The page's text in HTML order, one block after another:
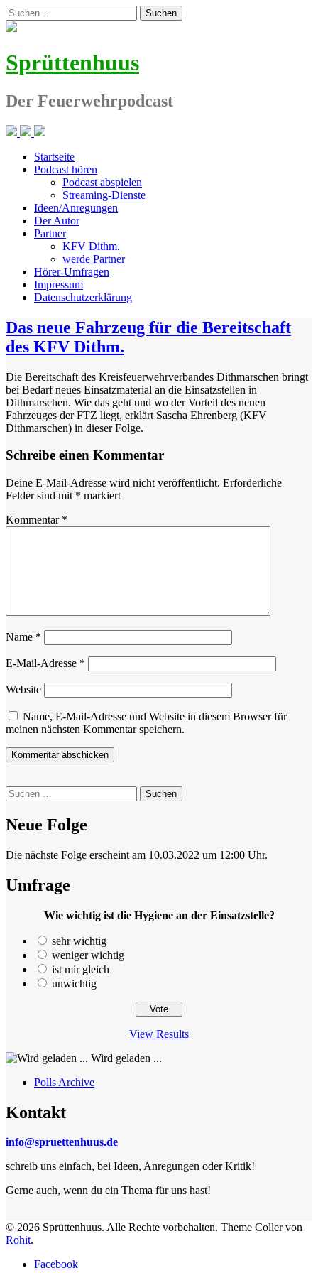
Zum
Inhalt
Suchen
nach:
Sprüttenhuus
Der Feuerwehrpodcast
Startseite
Podcast hören
Podcast abspielen
Streaming-Dienste
Ideen/Anregungen
Der Autor
Partner
KFV Dithm.
werde Partner
Hörer-Umfragen
Impressum
Datenschutzerklärung
Das neue Fahrzeug für die Bereitschaft
des KFV Dithm.
Die Bereitschaft des Kreisfeuerwehrverbandes Dithmarschen bringt
bei Bedarf neues Einsatzmaterial an die Einsatzstellen in
Dithmarschen. Wie das geht und wo der Vorteil des neuen
Fahrzeuges der FTZ liegt, erklärt Sascha Ehrenberg (KFV
Dithmarschen) in dieser Folge.
Schreibe einen Kommentar
Deine E-Mail-Adresse wird nicht veröffentlicht. Erforderliche
Felder sind mit * markiert
Kommentar *
Name *
E-Mail-Adresse *
Website
Name, E-Mail-Adresse und Website in diesem Browser für
meinen nächsten Kommentar speichern.
Suchen
nach:
Neue Folge
Die nächste Folge erscheint am 10.03.2022 um 12:00 Uhr.
Umfrage
Wie wichtig ist die Hygiene an der Einsatzstelle?
sehr wichtig
weniger wichtig
ist mir gleich
unwichtig
View Results
Wird geladen ...
Polls Archive
Kontakt
info@spruettenhuus.de
schreib uns einfach, bei Ideen, Anregungen oder Kritik!
Gerne auch, wenn du ein Thema für uns hast!
© 2026 Sprüttenhuus. Alle Rechte vorbehalten. Theme Coller von
Rohit.
Facebook